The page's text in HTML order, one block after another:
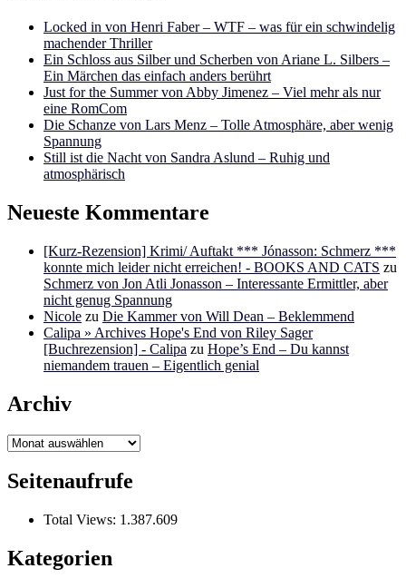
Locked in von Henri Faber – WTF – was für ein schwindelig
machender Thriller
Ein Schloss aus Silber und Scherben von Ariane L. Silbers –
Ein Märchen das einfach anders berührt
Just for the Summer von Abby Jimenez – Viel mehr als nur
eine RomCom
Die Schanze von Lars Menz – Tolle Atmosphäre, aber wenig
Spannung
Still ist die Nacht von Sandra Aslund – Ruhig und
atmosphärisch
Neueste Kommentare
[Kurz-Rezension] Krimi/ Auftakt *** Jónasson: Schmerz ***
konnte mich leider nicht erreichen! - BOOKS AND CATS zu
Schmerz von Jon Atli Jonasson – Interessante Ermittler, aber
nicht genug Spannung
Nicole zu Die Kammer von Will Dean – Beklemmend
Calipa » Archives Hope's End von Riley Sager
[Buchrezension] - Calipa zu Hope’s End – Du kannst
niemandem trauen – Eigentlich genial
Archiv
Archiv
Seitenaufrufe
Total Views: 1.387.609
Kategorien